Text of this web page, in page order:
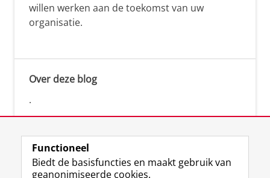
willen werken aan de toekomst van uw
organisatie.
Over deze blog
.
Functioneel
Biedt de basisfuncties en maakt gebruik van
geanonimiseerde cookies.